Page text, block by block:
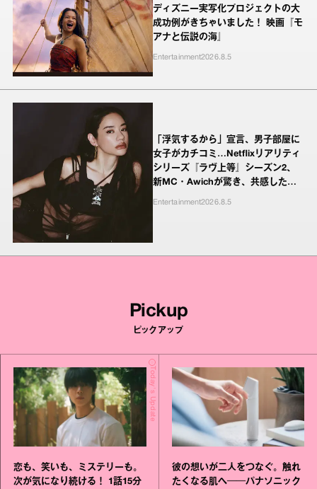
ディズニー実写化プロジェクトの大
成功例がきちゃいました！ 映画『モ
アナと伝説の海』
Entertainment2026.8.5
「浮気するから」宣言、男子部屋に
女子がカチコミ…Netflixリアリティ
シリーズ『ラヴ上等』シーズン2、
新MC・Awichが驚き、共感したヤ
Entertainment2026.8.5
Pickup
ピックアップ
Today's Update
恋も、笑いも、ミステリーも。
次が気になり続ける！ 1話15分
彼の想いが二人をつなぐ。触れ
たくなる肌へ──パナソニック